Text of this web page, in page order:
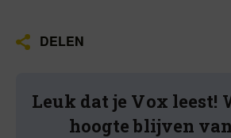
DELEN
Leuk dat je Vox leest!
hoogte blijven